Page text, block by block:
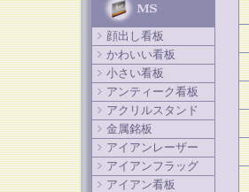
顔出し看板
かわいい看板
小さい看板
アンティーク看板
アクリルスタンド
金属銘板
アイアンレーザー
アイアンフラッグ
アイアン看板